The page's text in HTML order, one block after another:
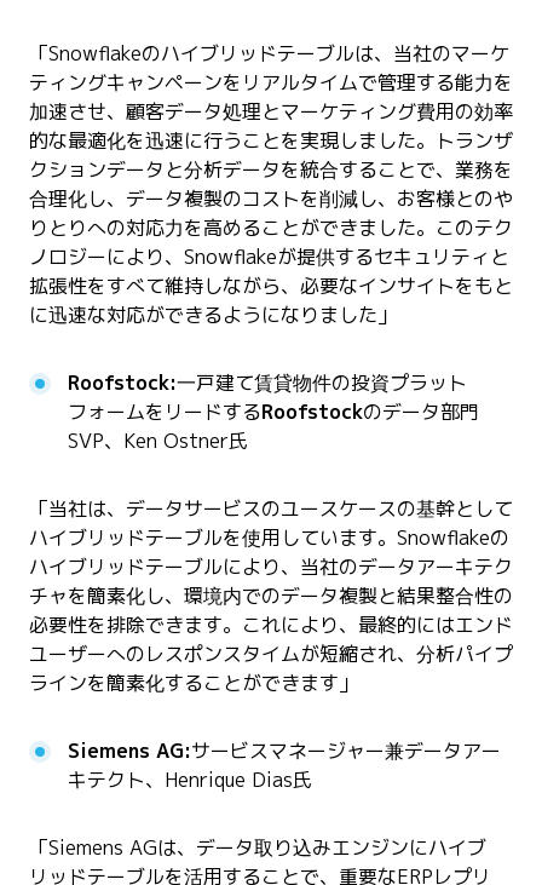
「Snowflakeのハイブリッドテーブルは、当社のマーケ
ティングキャンペーンをリアルタイムで管理する能力を
加速させ、顧客データ処理とマーケティング費用の効率
的な最適化を迅速に行うことを実現しました。トランザ
クションデータと分析データを統合することで、業務を
合理化し、データ複製のコストを削減し、お客様とのや
りとりへの対応力を高めることができました。このテク
ノロジーにより、Snowflakeが提供するセキュリティと
拡張性をすべて維持しながら、必要なインサイトをもと
に迅速な対応ができるようになりました」
Roofstock:一戸建て賃貸物件の投資プラット
フォームをリードするRoofstockのデータ部門
SVP、Ken Ostner氏
「当社は、データサービスのユースケースの基幹として
ハイブリッドテーブルを使用しています。Snowflakeの
ハイブリッドテーブルにより、当社のデータアーキテク
チャを簡素化し、環境内でのデータ複製と結果整合性の
必要性を排除できます。これにより、最終的にはエンド
ユーザーへのレスポンスタイムが短縮され、分析パイプ
ラインを簡素化することができます」
Siemens AG:サービスマネージャー兼データアー
キテクト、Henrique Dias氏
「Siemens AGは、データ取り込みエンジンにハイブ
リッドテーブルを活用することで、重要なERPレプリ